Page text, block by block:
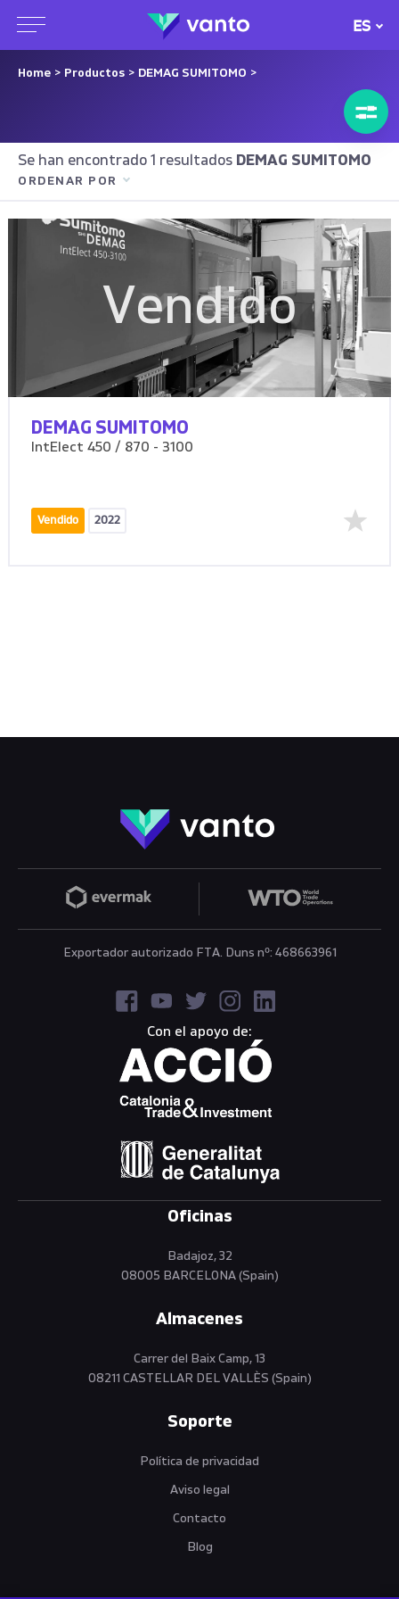
ES
Home > Productos > DEMAG SUMITOMO >
Se han encontrado 1 resultados DEMAG SUMITOMO
ORDENAR POR
Vendido
DEMAG SUMITOMO
IntElect 450 / 870 - 3100
Vendido 2022
Exportador autorizado FTA. Duns nº: 468663961
Con el apoyo de:
Oficinas
Badajoz, 32
08005 BARCELONA (Spain)
Almacenes
Carrer del Baix Camp, 13
08211 CASTELLAR DEL VALLÈS (Spain)
Soporte
Política de privacidad
Aviso legal
Contacto
Blog